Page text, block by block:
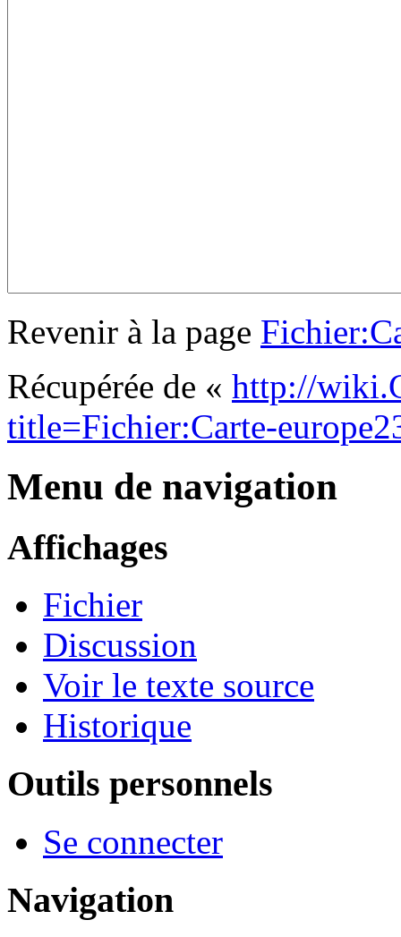
Revenir à la page
Récupérée de « http://
title=Fichier:Carte-
Menu de navigation
Affichages
Fichier
Discussion
Voir le texte source
Historique
Outils personnels
Se connecter
Navigation